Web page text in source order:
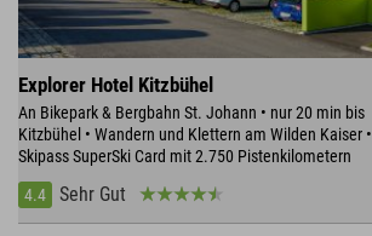
Explorer Hotel Kitzbühel
An Bikepark & Bergbahn St. Johann • nur 20 min bis
Kitzbühel • Wandern und Klettern am Wilden Kaiser •
Skipass SuperSki Card mit 2.750 Pistenkilometern
4.4
Sehr Gut